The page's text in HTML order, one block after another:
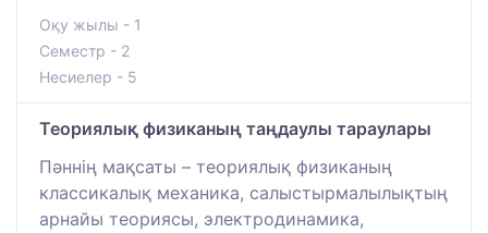
Оқу жылы - 1
Семестр - 2
Несиелер - 5
Теориялық физиканың таңдаулы тараулары
Пәннің мақсаты – теориялық физиканың
классикалық механика, салыстырмалылықтың
арнайы теориясы, электродинамика,